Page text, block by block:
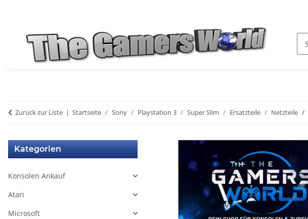
Zurück zur Liste Startseite Sony Playstation 3 Super Slim Ersatzteile Netzteile
Kategorien
Konsolen Ankauf
Atari
Microsoft